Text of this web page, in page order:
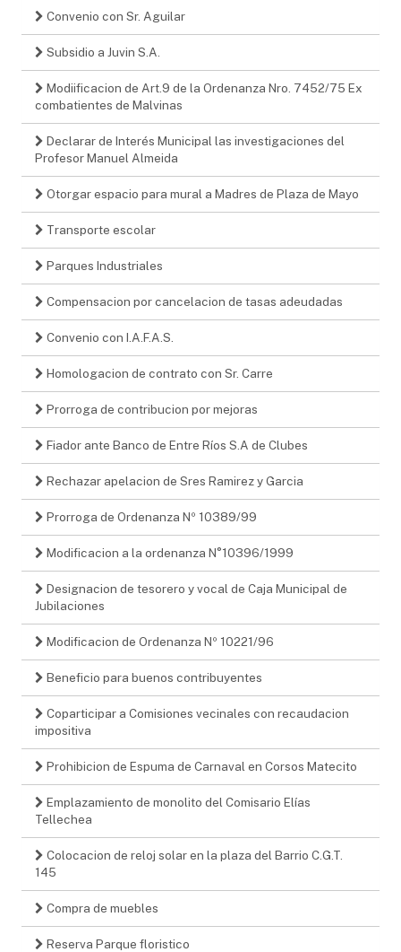
Convenio con Sr. Aguilar
Subsidio a Juvin S.A.
Modiificacion de Art.9 de la Ordenanza Nro. 7452/75 Ex
combatientes de Malvinas
Declarar de Interés Municipal las investigaciones del
Profesor Manuel Almeida
Otorgar espacio para mural a Madres de Plaza de Mayo
Transporte escolar
Parques Industriales
Compensacion por cancelacion de tasas adeudadas
Convenio con I.A.F.A.S.
Homologacion de contrato con Sr. Carre
Prorroga de contribucion por mejoras
Fiador ante Banco de Entre Ríos S.A de Clubes
Rechazar apelacion de Sres Ramirez y Garcia
Prorroga de Ordenanza Nº 10389/99
Modificacion a la ordenanza N°10396/1999
Designacion de tesorero y vocal de Caja Municipal de
Jubilaciones
Modificacion de Ordenanza Nº 10221/96
Beneficio para buenos contribuyentes
Coparticipar a Comisiones vecinales con recaudacion
impositiva
Prohibicion de Espuma de Carnaval en Corsos Matecito
Emplazamiento de monolito del Comisario Elías
Tellechea
Colocacion de reloj solar en la plaza del Barrio C.G.T.
145
Compra de muebles
Reserva Parque floristico